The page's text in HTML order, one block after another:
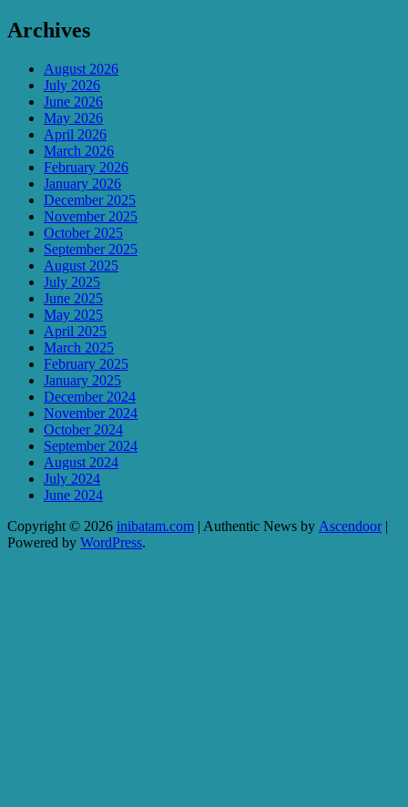
Archives
August 2026
July 2026
June 2026
May 2026
April 2026
March 2026
February 2026
January 2026
December 2025
November 2025
October 2025
September 2025
August 2025
July 2025
June 2025
May 2025
April 2025
March 2025
February 2025
January 2025
December 2024
November 2024
October 2024
September 2024
August 2024
July 2024
June 2024
Copyright © 2026 inibatam.com | Authentic News by Ascendoor|
Powered by WordPress.